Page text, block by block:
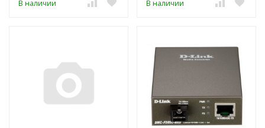
В наличии В наличии